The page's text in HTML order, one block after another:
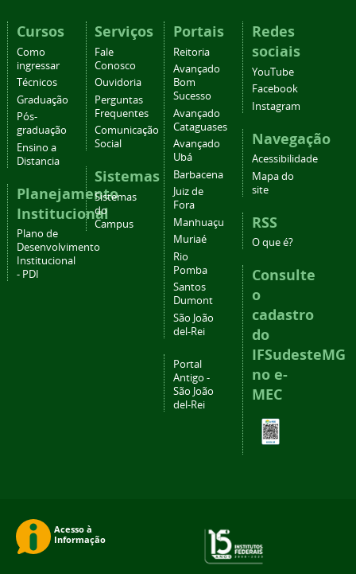
Cursos
Como
ingressar
Técnicos
Graduação
Pós-
graduação
Ensino a
Distancia
Planejamento
Institucional
Plano de
Desenvolvimento
Institucional
- PDI
Serviços
Fale
Conosco
Ouvidoria
Perguntas
Frequentes
Comunicação
Social
Sistemas
Sistemas
do
Campus
Portais
Reitoria
Avançado
Bom
Sucesso
Avançado
Cataguases
Avançado
Ubá
Barbacena
Juiz de
Fora
Manhuaçu
Muriaé
Rio
Pomba
Santos
Dumont
São João
del-Rei
Portal
Antigo -
São João
del-Rei
Redes
sociais
YouTube
Facebook
Instagram
Navegação
Acessibilidade
Mapa do
site
RSS
O que é?
Consulte
o
cadastro
do
IFSudesteMG
no e-
MEC